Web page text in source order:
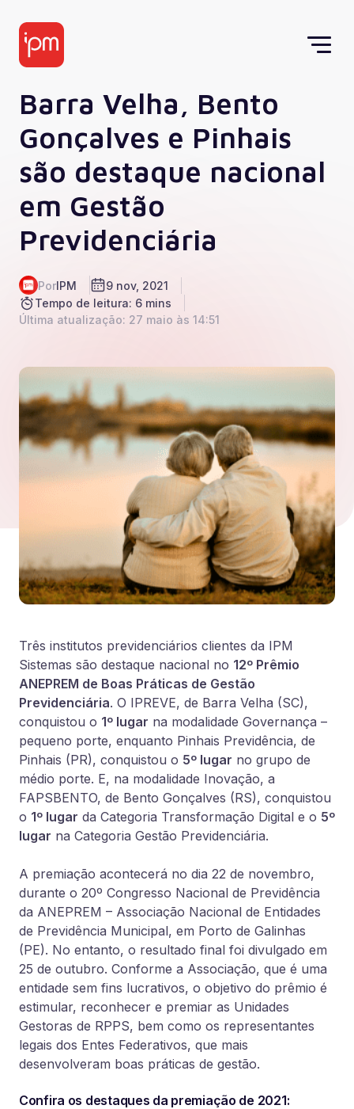
Barra Velha, Bento
Gonçalves e Pinhais
são destaque nacional
em Gestão
Previdenciária
PorIPM
9 nov, 2021
Tempo de leitura: 6 mins
Última atualização: 27 maio às 14:51
Três institutos previdenciários clientes da IPM
Sistemas são destaque nacional no 12º Prêmio
ANEPREM de Boas Práticas de Gestão
Previdenciária. O IPREVE, de Barra Velha (SC),
conquistou o 1º lugar na modalidade Governança –
pequeno porte, enquanto Pinhais Previdência, de
Pinhais (PR), conquistou o 5º lugar no grupo de
médio porte. E, na modalidade Inovação, a
FAPSBENTO, de Bento Gonçalves (RS), conquistou
o 1º lugar da Categoria Transformação Digital e o 5º
lugar na Categoria Gestão Previdenciária.
A premiação acontecerá no dia 22 de novembro,
durante o 20º Congresso Nacional de Previdência
da ANEPREM – Associação Nacional de Entidades
de Previdência Municipal, em Porto de Galinhas
(PE). No entanto, o resultado final foi divulgado em
25 de outubro. Conforme a Associação, que é uma
entidade sem fins lucrativos, o objetivo do prêmio é
estimular, reconhecer e premiar as Unidades
Gestoras de RPPS, bem como os representantes
legais dos Entes Federativos, que mais
desenvolveram boas práticas de gestão.
Confira os destaques da premiação de 2021: